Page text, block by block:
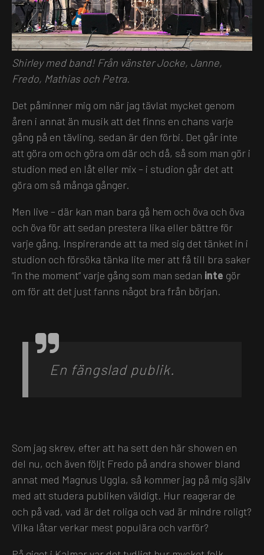
Shirley med band! Från vänster Jocke, Janne,
Fredo, Mathias och Petra.
Det påminner mig om när jag tävlat mycket genom
åren i annat än musik att det finns en chans varje
gång på en tävling, sedan är den förbi. Det går inte
att göra om och göra om där och då, så som man gör i
studion med en låt eller mix – i studion går det att
göra om så många gånger.
Men live – där kan man bara gå hem och öva och öva
och öva för att sedan prestera lika eller bättre för
varje gång. Inspirerande att ta med sig det tänket in i
studion och försöka tänka lite mer att få till bra saker
“in the moment” varje gång som man sedan inte gör
om för att det just fanns något bra från början.
En fängslad publik.
Som jag skrev, efter att ha sett den här showen en
del nu, och även följt Fredo på andra shower bland
annat med Magnus Uggla, så kommer jag på mig själv
med att studera publiken väldigt. Hur reagerar de
och på vad, vad är det roliga och vad är mindre roligt?
Vilka låtar verkar mest populära och varför?